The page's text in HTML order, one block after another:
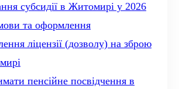
субсидії в Житомирі у 2026
та оформлення
ліцензії (дозволу) на зброю
пенсійне посвідчення в